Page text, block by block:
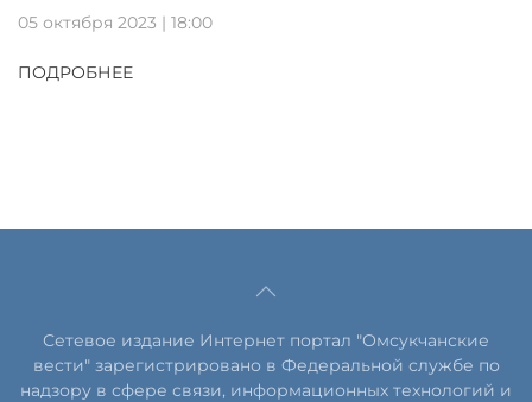
05 октября 2023 | 18:00
ПОДРОБНЕЕ
Сетевое издание Интернет портал "Омсукчанские
вести" зарегистрировано в Федеральной службе по
надзору в сфере связи, информационных технологий и